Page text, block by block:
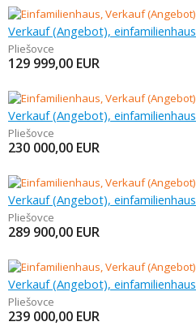
Verkauf (Angebot), einfamilienhaus
Pliešovce
129 999,00 EUR
Verkauf (Angebot), einfamilienhaus
Pliešovce
230 000,00 EUR
Verkauf (Angebot), einfamilienhaus
Pliešovce
289 900,00 EUR
Verkauf (Angebot), einfamilienhaus
Pliešovce
239 000,00 EUR